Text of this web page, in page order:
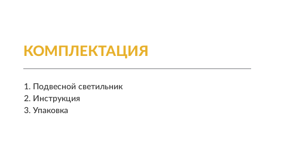
КОМПЛЕКТАЦИЯ
Подвесной светильник
Инструкция
Упаковка